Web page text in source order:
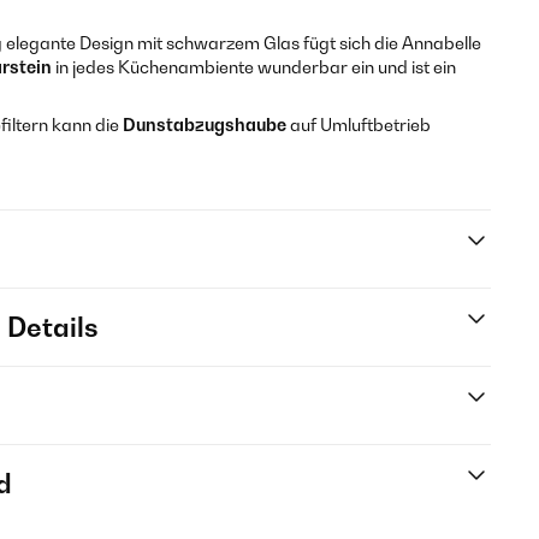
Design mit schwarzem Glas fügt sich die Annabelle
in jedes Küchenambiente wunderbar ein und ist ein
kann die Dunstabzugshaubeauf Umluftbetrieb
Details